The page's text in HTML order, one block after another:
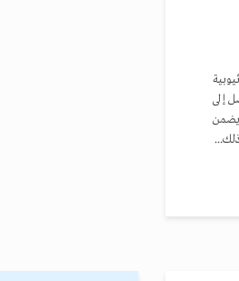
إلى